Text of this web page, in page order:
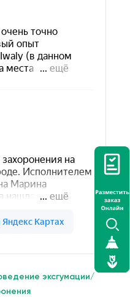
эксгумации/